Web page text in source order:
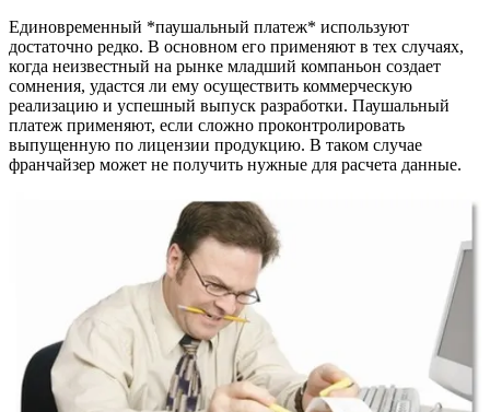
Единовременный *паушальный платеж* используют
достаточно редко. В основном его применяют в тех случаях,
когда неизвестный на рынке младший компаньон создает
сомнения, удастся ли ему осуществить коммерческую
реализацию и успешный выпуск разработки. Паушальный
платеж применяют, если сложно проконтролировать
выпущенную по лицензии продукцию. В таком случае
франчайзер может не получить нужные для расчета данные.